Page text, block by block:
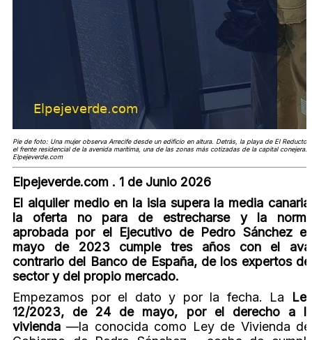
Pie de foto: Una mujer observa Arrecife desde un edificio en altura. Detrás, la playa de El Reducto y
el frente residencial de la avenida marítima, una de las zonas más cotizadas de la capital conejera. /
Elpejeverde.com
Elpejeverde.com . 1 de Junio 2026
El alquiler medio en la isla supera la media
la oferta no para de estrecharse y la
aprobada por el Ejecutivo de Pedro Sánchez
mayo de 2023 cumple tres años con el
contrario del Banco de España, de los expertos
sector y del propio mercado.
Empezamos por el dato y por la fecha. La
12/2023, de 24 de mayo, por el derecho a
vivienda —la conocida como Ley de Vivienda